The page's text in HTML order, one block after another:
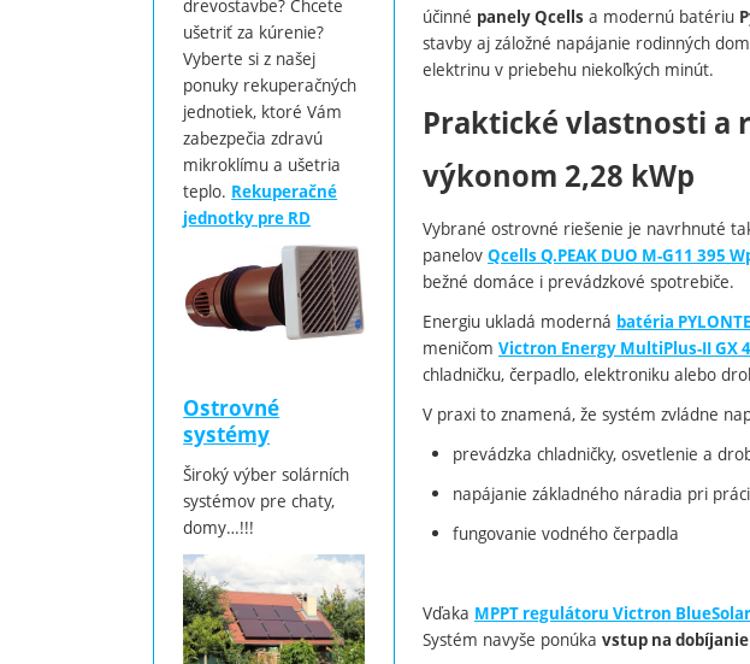
účinné panely Qcells a modernú batériu
stavby aj záložné napájanie rodinných
elektrinu v priebehu niekoľkých minút.
Praktické vlastnosti a
výkonom 2,28 kWp
Vybrané ostrovné riešenie je navrhnuté
panelov Qcells Q.PEAK DUO M-G11 395
bežné domáce i prevádzkové spotrebiče.
Energiu ukladá moderná batéria
meničom Victron Energy MultiPlus-II GX
chladničku, čerpadlo, elektroniku alebo
V praxi to znamená, že systém zvládne
prevádzka chladničky, osvetlenie a
napájanie základného náradia pri
fungovanie vodného čerpadla
Vďaka MPPT regulátoru Victron
Systém navyše ponúka vstup na
drevostavbe? Chcete
ušetriť za kúrenie?
Vyberte si z našej
ponuky rekuperačných
jednotiek, ktoré Vám
zabezpečia zdravú
mikroklímu a ušetria
teplo. Rekuperačné
jednotky pre RD
Ostrovné
systémy
Široký výber solárních
systémov pre chaty,
domy…!!!